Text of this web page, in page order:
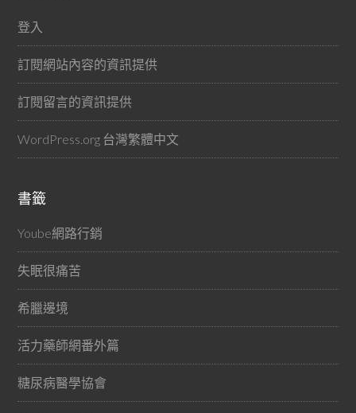
登入
訂閱網站內容的資訊提供
訂閱留言的資訊提供
WordPress.org 台灣繁體中文
書籤
Yoube網路行銷
失眠很痛苦
希臘邊境
活力藥師網番外篇
糖尿病醫學協會